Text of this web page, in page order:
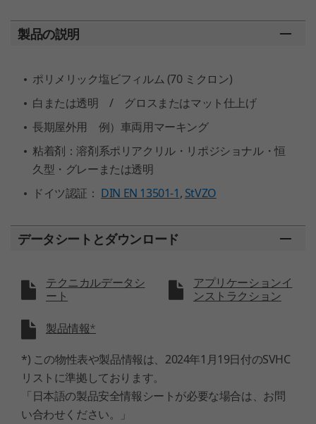
製品の説明
ポリメリック塩ビフィルム (70 ミクロン)
白または透明 / グロスまたはマット仕上げ
長期屋外用 例）車両用マーキング
粘着剤：溶剤系ポリアクリル・リポジショナル・恒
久型・グレーまたは透明
ドイツ認証： DIN EN 13501-1, StVZO
データシートとダウンロード
テクニカルデータシ
ート
アプリケーションイ
ンストラクション
製品情報*
*) この物性表や製品情報は、2024年1月19日付のSVHC
リストに準拠しております。
「日本語の製品安全情報シートが必要な場合は、お問
い合わせください。」